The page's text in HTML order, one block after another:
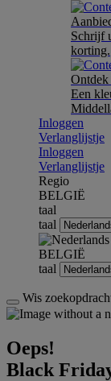
Schrijf
korting.
Een
Inloggen
Verlanglijstje
Inloggen
Verlanglijstje
Regio
BELGIË
taal
taal
BELGIË
taal
Wis
Oeps!
Black